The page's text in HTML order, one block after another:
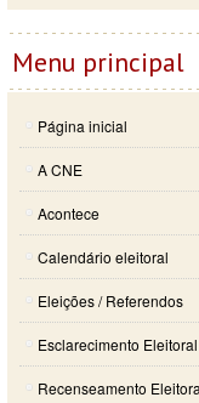
Menu principal
Página inicial
A CNE
Acontece
Calendário eleitoral
Eleições / Referendos
Esclarecimento Eleitoral
Recenseamento